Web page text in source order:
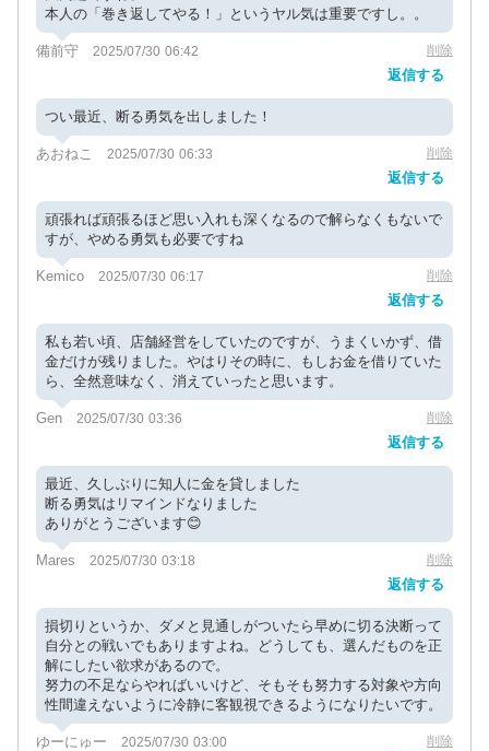
本人の「巻き返してやる！」というヤル気は重要ですし。。
備前守 2025/07/30 06:42 削除
返信する
つい最近、断る勇気を出しました！
あおねこ 2025/07/30 06:33 削除
返信する
頑張れば頑張るほど思い入れも深くなるので解らなくもないで
すが、やめる勇気も必要ですね
Kemico 2025/07/30 06:17 削除
返信する
私も若い頃、店舗経営をしていたのですが、うまくいかず、借
金だけが残りました。やはりその時に、もしお金を借りていた
ら、全然意味なく、消えていったと思います。
Gen 2025/07/30 03:36 削除
返信する
最近、久しぶりに知人に金を貸しました
断る勇気はリマインドなりました
ありがとうございます😊
Mares 2025/07/30 03:18 削除
返信する
損切りというか、ダメと見通しがついたら早めに切る決断って
自分との戦いでもありますよね。どうしても、選んだものを正
解にしたい欲求があるので。
努力の不足ならやればいいけど、そもそも努力する対象や方向
性間違えないように冷静に客観視できるようになりたいです。
ゆーにゅー 2025/07/30 03:00 削除